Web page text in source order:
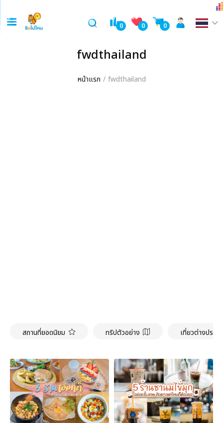
0 0 0
fwdthailand
หน้าแรก fwdthailand
สถานที่ยอดนิยม ทริปตัวอย่าง เที่ยวต่างประเ